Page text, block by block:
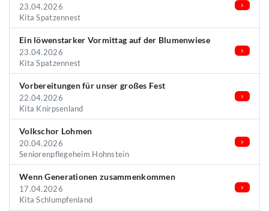
23.04.2026
Kita Spatzennest
Ein löwenstarker Vormittag auf der Blumenwiese
23.04.2026
Kita Spatzennest
Vorbereitungen für unser großes Fest
22.04.2026
Kita Knirpsenland
Volkschor Lohmen
20.04.2026
Seniorenpflegeheim Hohnstein
Wenn Generationen zusammenkommen
17.04.2026
Kita Schlumpfenland